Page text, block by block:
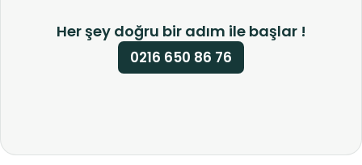
Her şey doğru bir adım ile başlar !
0216 650 86 76